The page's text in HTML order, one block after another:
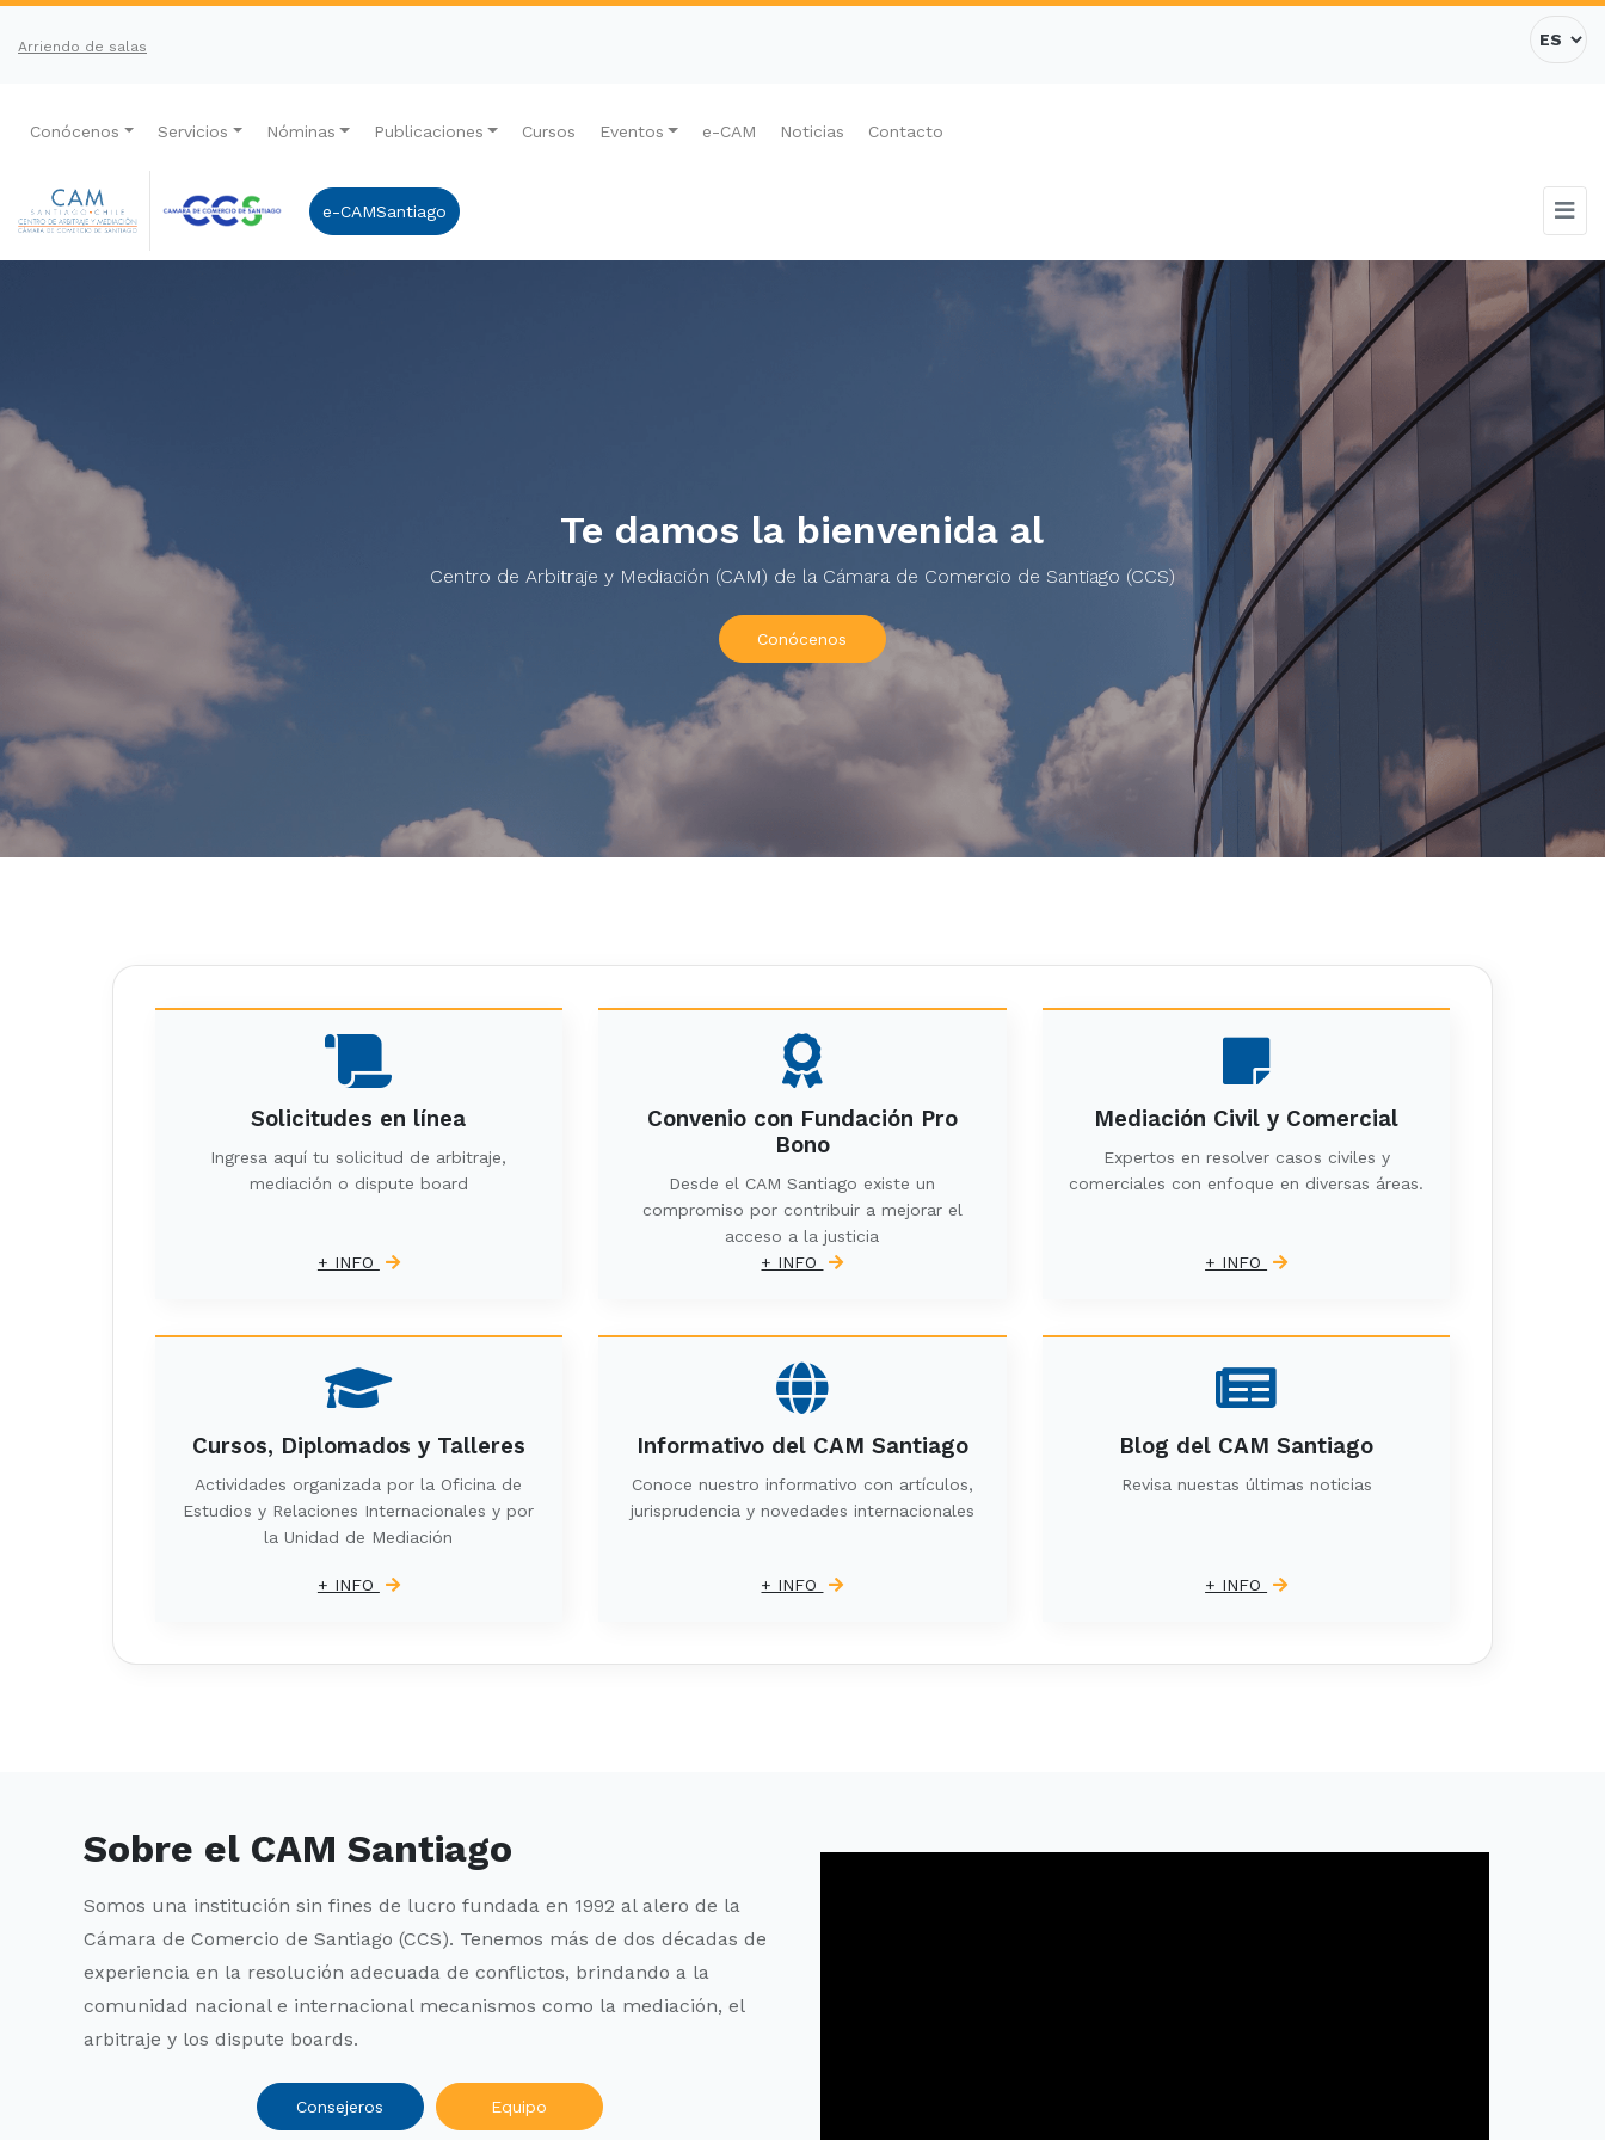
Arriendo de salas
Conócenos Servicios Nóminas Publicaciones Cursos Eventos e-CAM Noticias Contacto
e-CAMSantiago
Te damos la bienvenida al
Centro de Arbitraje y Mediación (CAM) de la Cámara de Comercio de Santiago (CCS)
Conócenos
Solicitudes en línea
Ingresa aquí tu solicitud de arbitraje,
mediación o dispute board
+ INFO
Convenio con Fundación Pro
Bono
Desde el CAM Santiago existe un
compromiso por contribuir a mejorar el
acceso a la justicia
+ INFO
Mediación Civil y Comercial
Expertos en resolver casos civiles y
comerciales con enfoque en diversas áreas.
+ INFO
Cursos, Diplomados y Talleres
Actividades organizada por la Oficina de
Estudios y Relaciones Internacionales y por
la Unidad de Mediación
+ INFO
Informativo del CAM Santiago
Conoce nuestro informativo con artículos,
jurisprudencia y novedades internacionales
+ INFO
Blog del CAM Santiago
Revisa nuestas últimas noticias
+ INFO
Sobre el CAM Santiago
Somos una institución sin fines de lucro fundada en 1992 al alero de la
Cámara de Comercio de Santiago (CCS). Tenemos más de dos décadas de
experiencia en la resolución adecuada de conflictos, brindando a la
comunidad nacional e internacional mecanismos como la mediación, el
arbitraje y los dispute boards.
Consejeros Equipo